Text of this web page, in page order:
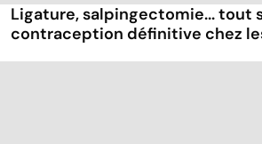
Ligature, salpingectomie... tout
contraception définitive chez